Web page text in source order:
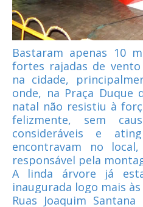
Bastaram apenas 10
fortes rajadas de
na cidade,
onde, na Praça Duque
natal não resistiu à
felizmente, sem
consideráveis e
encontravam no
responsável pela
A linda árvore já
inaugurada logo mais
Ruas Joaquim